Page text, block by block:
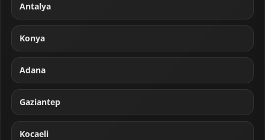
Antalya
Konya
Adana
Gaziantep
Kocaeli